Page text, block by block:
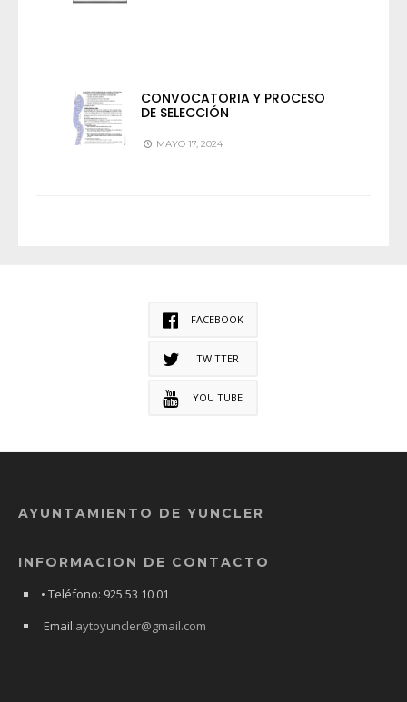
CONVOCATORIA Y PROCESO
DE SELECCIÓN
MAYO 17, 2024
FACEBOOK
TWITTER
YOU TUBE
AYUNTAMIENTO DE YUNCLER
INFORMACION DE CONTACTO
• Teléfono: 925 53 10 01
Email:aytoyuncler@gmail.com